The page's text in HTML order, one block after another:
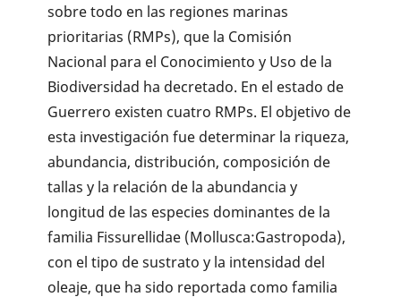
sobre todo en las regiones marinas
prioritarias (RMPs), que la Comisión
Nacional para el Conocimiento y Uso de la
Biodiversidad ha decretado. En el estado de
Guerrero existen cuatro RMPs. El objetivo de
esta investigación fue determinar la riqueza,
abundancia, distribución, composición de
tallas y la relación de la abundancia y
longitud de las especies dominantes de la
familia Fissurellidae (Mollusca:Gastropoda),
con el tipo de sustrato y la intensidad del
oleaje, que ha sido reportada como familia